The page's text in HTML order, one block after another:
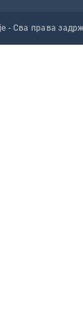
- Сва права